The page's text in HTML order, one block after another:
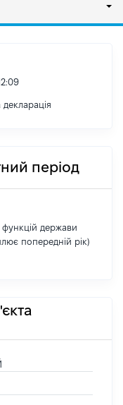
період
держави
попередній рік)